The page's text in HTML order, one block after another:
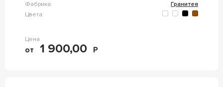
Фабрика:
Гранитея
Цвета:
Цена
от 1 900,00 Р